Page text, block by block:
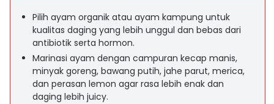
Pilih ayam organik atau ayam kampung untuk
kualitas daging yang lebih unggul dan bebas dari
antibiotik serta hormon.
Marinasi ayam dengan campuran kecap manis,
minyak goreng, bawang putih, jahe parut, merica,
dan perasan lemon agar rasa lebih enak dan
daging lebih juicy.